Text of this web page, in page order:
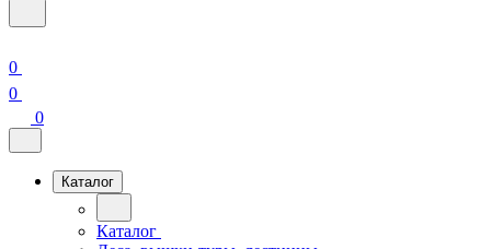
0
0
0
Каталог
Каталог